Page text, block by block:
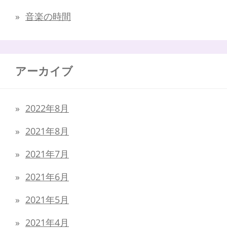
音楽の時間
アーカイブ
2022年8月
2021年8月
2021年7月
2021年6月
2021年5月
2021年4月